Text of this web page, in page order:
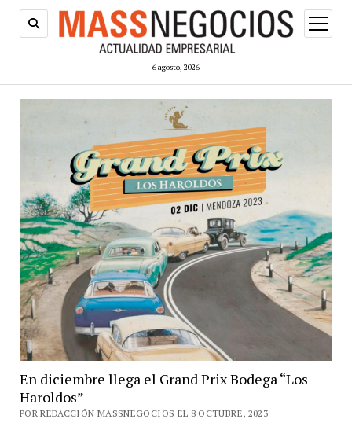
6 agosto, 2026
abrir
menú
En diciembre llega el Grand Prix Bodega “Los
Haroldos”
POR REDACCIÓN MASSNEGOCIOS EL 8 OCTUBRE, 2023